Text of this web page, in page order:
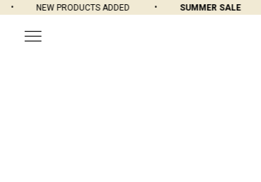
NEW PRODUCTS ADDED SUMMER SALE